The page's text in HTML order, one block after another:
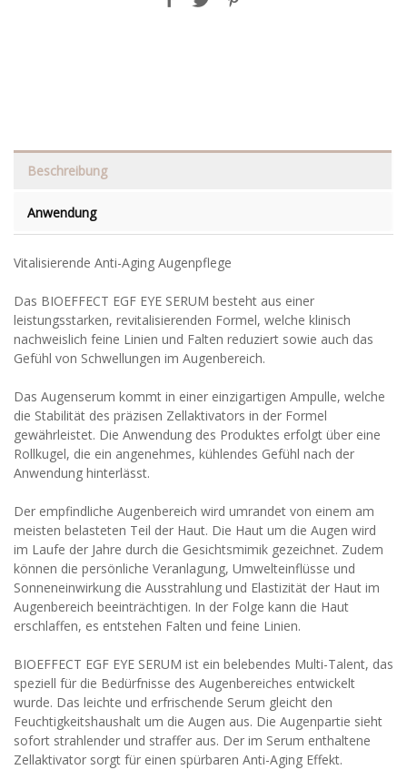
Beschreibung
Anwendung
Vitalisierende Anti-Aging Augenpflege
Das BIOEFFECT EGF EYE SERUM besteht aus einer
leistungsstarken, revitalisierenden Formel, welche klinisch
nachweislich feine Linien und Falten reduziert sowie auch das
Gefühl von Schwellungen im Augenbereich.
Das Augenserum kommt in einer einzigartigen Ampulle, welche
die Stabilität des präzisen Zellaktivators in der Formel
gewährleistet. Die Anwendung des Produktes erfolgt über eine
Rollkugel, die ein angenehmes, kühlendes Gefühl nach der
Anwendung hinterlässt.
Der empfindliche Augenbereich wird umrandet von einem am
meisten belasteten Teil der Haut. Die Haut um die Augen wird
im Laufe der Jahre durch die Gesichtsmimik gezeichnet. Zudem
können die persönliche Veranlagung, Umwelteinflüsse und
Sonneneinwirkung die Ausstrahlung und Elastizität der Haut im
Augenbereich beeinträchtigen. In der Folge kann die Haut
erschlaffen, es entstehen Falten und feine Linien.
BIOEFFECT EGF EYE SERUM ist ein belebendes Multi-Talent, das
speziell für die Bedürfnisse des Augenbereiches entwickelt
wurde. Das leichte und erfrischende Serum gleicht den
Feuchtigkeitshaushalt um die Augen aus. Die Augenpartie sieht
sofort strahlender und straffer aus. Der im Serum enthaltene
Zellaktivator sorgt für einen spürbaren Anti-Aging Effekt.